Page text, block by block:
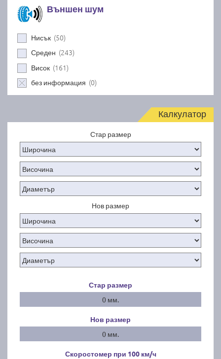
Външен шум
Нисък (50)
Среден (243)
Висок (161)
без информация (0)
Калкулатор
Стар размер
Нов размер
Стар размер
0 мм.
Нов размер
0 мм.
Скоростомер при 100 км/ч